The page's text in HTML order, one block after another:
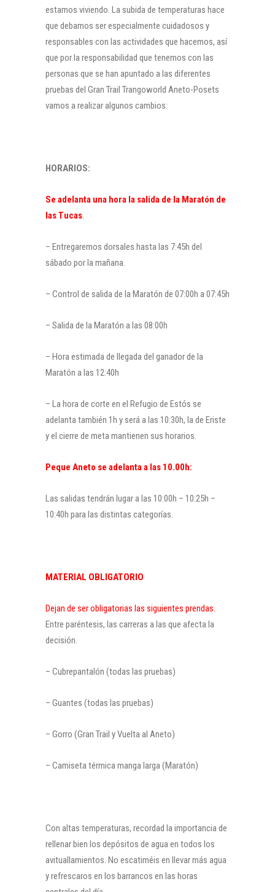
estamos viviendo. La subida de temperaturas hace
que debamos ser especialmente cuidadosos y
responsables con las actividades que hacemos, así
que por la responsabilidad que tenemos con las
personas que se han apuntado a las diferentes
pruebas del Gran Trail Trangoworld Aneto-Posets
vamos a realizar algunos cambios:
HORARIOS:
Se adelanta una hora la salida de la Maratón de
las Tucas.
– Entregaremos dorsales hasta las 7:45h del
sábado por la mañana.
– Control de salida de la Maratón de 07:00h a 07:45h
– Salida de la Maratón a las 08:00h
– Hora estimada de llegada del ganador de la
Maratón a las 12:40h
– La hora de corte en el Refugio de Estós se
adelanta también 1h y será a las 10:30h, la de Eriste
y el cierre de meta mantienen sus horarios.
Peque Aneto se adelanta a las 10.00h:
Las salidas tendrán lugar a las 10:00h – 10:25h –
10:40h para las distintas categorías.
MATERIAL OBLIGATORIO
Dejan de ser obligatorias las siguientes prendas.
Entre paréntesis, las carreras a las que afecta la
decisión.
– Cubrepantalón (todas las pruebas)
– Guantes (todas las pruebas)
– Gorro (Gran Trail y Vuelta al Aneto)
– Camiseta térmica manga larga (Maratón)
Con altas temperaturas, recordad la importancia de
rellenar bien los depósitos de agua en todos los
avituallamientos. No escatiméis en llevar más agua
y refrescaros en los barrancos en las horas